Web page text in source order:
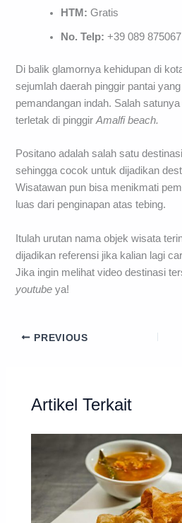
HTM:Gratis
No. Telp:+39 089 875067
Di balik glamornya kehidupan di
sejumlah daerah pinggir pantai
pemandangan indah. Salah
terletak di pinggirAmalfi beach.
Positano adalah salah satu
sehingga cocok untuk dijadikan
Wisatawan pun bisa menikmati
luas dari penginapan atas tebing.
Itulah urutan nama objek wisata
dijadikan referensi jika kalian lagi
Jika ingin melihat video destinasi
youtube ya!
PREVIOUS
Artikel Terkait